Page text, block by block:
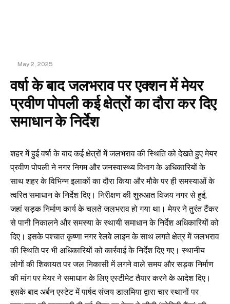
May 2, 2025
वर्षा के बाद जलभराव पर एक्शन में मेयर
प्रवीण पोपली कई क्षेत्रों का दौरा कर दिए
समाधान के निर्देश
शहर में हुई वर्षा के बाद कई क्षेत्रों में जलभराव की स्थिति को देखते हुए मेयर
प्रवीण पोपली ने नगर निगम और जनस्वास्थ्य विभाग के अधिकारियों के
साथ शहर के विभिन्न इलाकों का दौरा किया और मौके पर ही समस्याओं के
त्वरित समाधान के निर्देश दिए। निरीक्षण की शुरुआत विजय नगर से हुई,
जहां सड़क निर्माण कार्य के चलते जलभराव हो गया था। मेयर ने तुरंत टैंकर
से पानी निकालने और समस्या के स्थायी समाधान के निर्देश अधिकारियों को
दिए। इसके पश्चात कृष्णा नगर रेलवे लाइन के साथ लगते क्षेत्र में जलभराव
की स्थिति पर भी अधिकारियों को कार्रवाई के निर्देश दिए गए। स्थानीय
लोगों की शिकायत पर जल निकासी में लगने वाले समय और सड़क निर्माण
की मांग पर मेयर ने समाधान के लिए एस्टीमेट तैयार करने के आदेश दिए।
इसके बाद अर्बन एस्टेट में पार्षद संजय डालमिया द्वारा चार स्थानों पर